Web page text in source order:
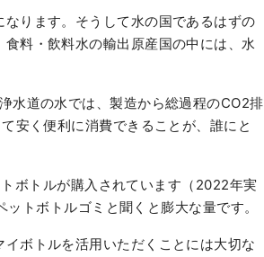
ります。そうして水の国であるはずの
料・飲料水の輸出原産国の中には、水
水道の水では、製造から総過程のCO2排
安く便利に消費できることが、誰にと
ボトルが購入されています（2022年実
トボトルゴミと聞くと膨大な量です。
ボトルを活用いただくことには大切な